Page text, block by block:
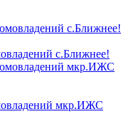
с.Ближнее!
мкр.ИЖС